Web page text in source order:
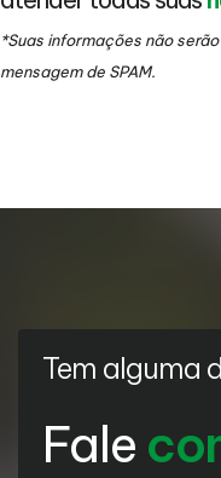
*Suas informações não
mensagem de SPAM.
Tem alguma
Fale